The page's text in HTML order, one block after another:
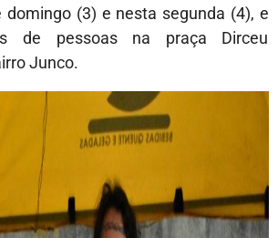
domingo (3) e nesta segunda (4), e
de pessoas na praça Dirceu
Junco.